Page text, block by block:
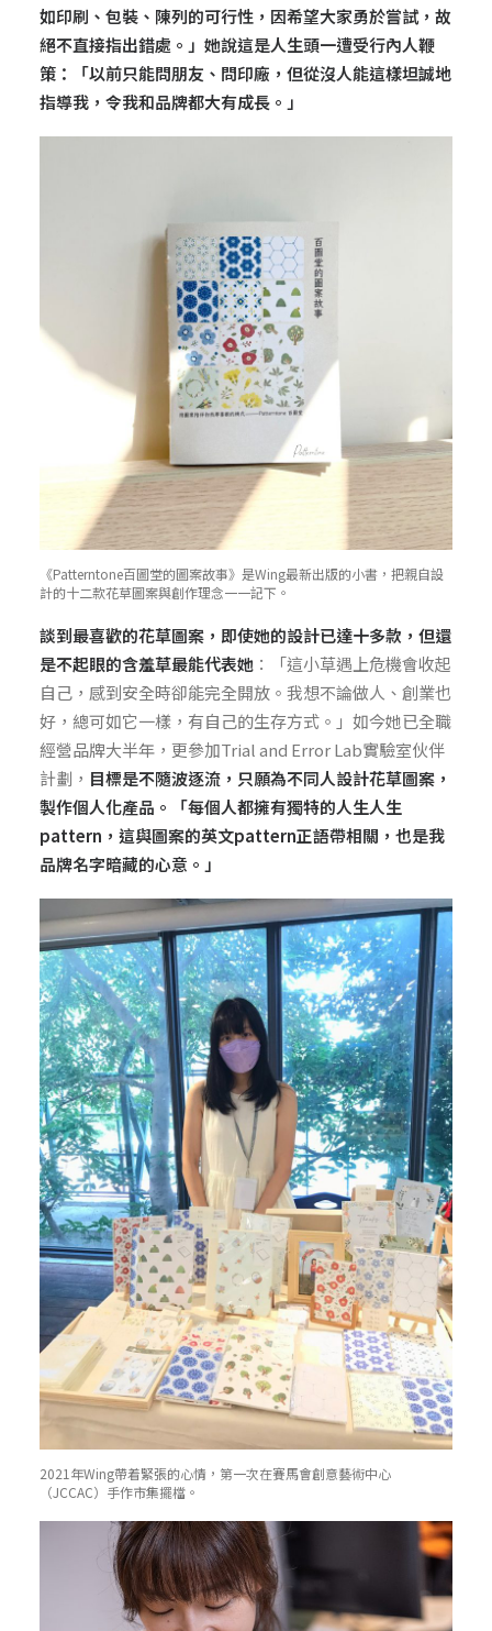
如印刷、包裝、陳列的可行性，因希望大家勇於嘗試，故
絕不直接指出錯處。」她說這是人生頭一遭受行內人鞭
策：「以前只能問朋友、問印廠，但從沒人能這樣坦誠地
指導我，令我和品牌都大有成長。」
《Patterntone百圖堂的圖案故事》是Wing最新出版的小書，把親自設
計的十二款花草圖案與創作理念一一記下。
談到最喜歡的花草圖案，即使她的設計已達十多款，但還
是不起眼的含羞草最能代表她 ：「這小草遇上危機會收起
自己，感到安全時卻能完全開放。我想不論做人、創業也
好，總可如它一樣，有自己的生存方式。」如今她已全職
經營品牌大半年，更參加Trial and Error Lab實驗室伙伴
計劃， 目標是不隨波逐流，只願為不同人設計花草圖案，
製作個人化產品。「每個人都擁有獨特的人生人生
pattern，這與圖案的英文pattern正語帶相關，也是我
品牌名字暗藏的心意。」
2021年Wing帶着緊張的心情，第一次在賽馬會創意藝術中心
（JCCAC）手作市集擺檔。